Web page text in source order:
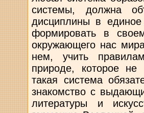
системы, должна
дисциплины в
формировать в
окружающего нас
нем, учить
природе, которое
такая система
знакомство с
литературы и